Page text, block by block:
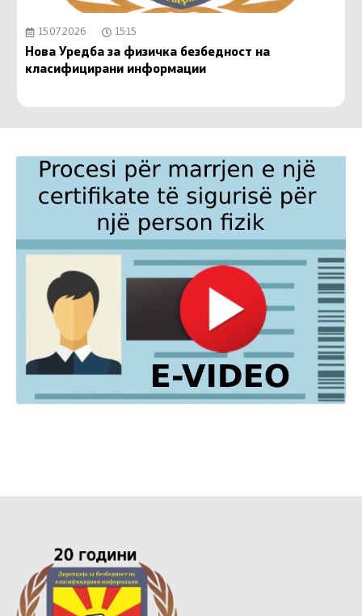
15.07.2026 15:15
Нова Уредба за физичка безбедност на
класифицирани информации